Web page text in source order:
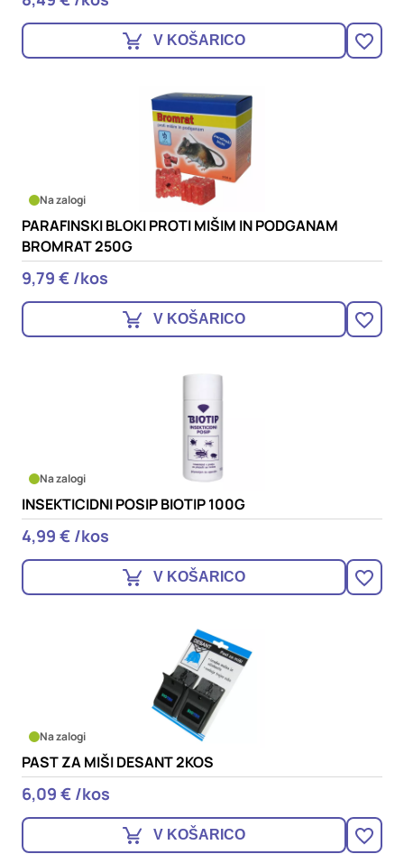
V KOŠARICO
Na zalogi
PARAFINSKI BLOKI PROTI MIŠIM IN PODGANAM
BROMRAT 250G
9,79 € /kos
V KOŠARICO
Na zalogi
INSEKTICIDNI POSIP BIOTIP 100G
4,99 € /kos
V KOŠARICO
Na zalogi
PAST ZA MIŠI DESANT 2KOS
6,09 € /kos
V KOŠARICO